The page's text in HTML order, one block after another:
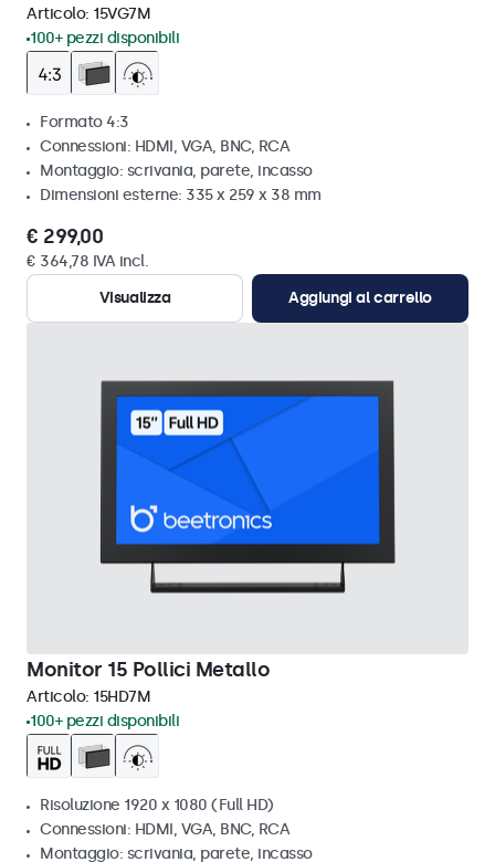
Articolo: 15VG7M
100+ pezzi disponibili
Formato 4:3
Connessioni: HDMI, VGA, BNC, RCA
Montaggio: scrivania, parete, incasso
Dimensioni esterne: 335 x 259 x 38 mm
€ 299,00
€ 364,78 IVA incl.
Visualizza
Aggiungi al carrello
Monitor 15 Pollici Metallo
Articolo: 15HD7M
100+ pezzi disponibili
Risoluzione 1920 x 1080 (Full HD)
Connessioni: HDMI, VGA, BNC, RCA
Montaggio: scrivania, parete, incasso